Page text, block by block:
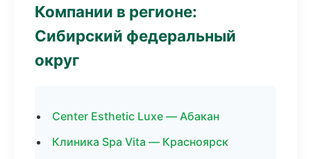
Компании в регионе:
Сибирский федеральный
округ
Center Esthetic Luxe — Абакан
Клиника Spa Vita — Красноярск